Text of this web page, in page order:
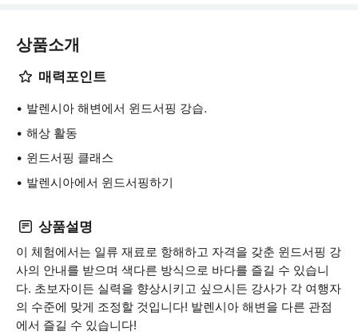
상품소개
매력포인트
발렌시아 해변에서 윈드서핑 강습.
해상 활동
윈드서핑 클래스
발렌시아에서 윈드서핑하기
상품설명
이 체험에서는 일류 재료로 항해하고 자격을 갖춘 윈드서핑 강
사의 안내를 받으며 색다른 방식으로 바다를 즐길 수 있습니
다. 초보자이든 실력을 향상시키고 싶으시든 강사가 각 여행자
의 수준에 맞게 조정할 것입니다! 발렌시아 해변을 다른 관점
에서 즐길 수 있습니다!